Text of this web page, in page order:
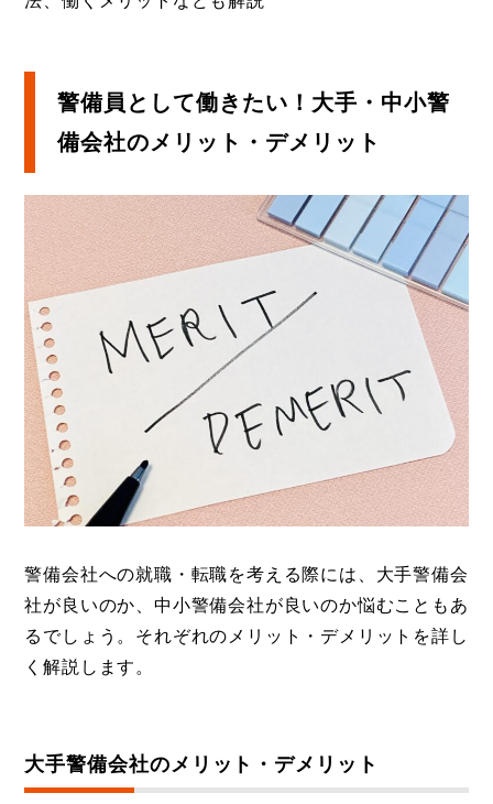
警備員として働きたい！大手・中小警
備会社のメリット・デメリット
警備会社への就職・転職を考える際には、大手警備会
社が良いのか、中小警備会社が良いのか悩むこともあ
るでしょう。それぞれのメリット・デメリットを詳し
く解説します。
大手警備会社のメリット・デメリット